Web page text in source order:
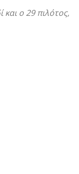
και ο 29 πιλότος,